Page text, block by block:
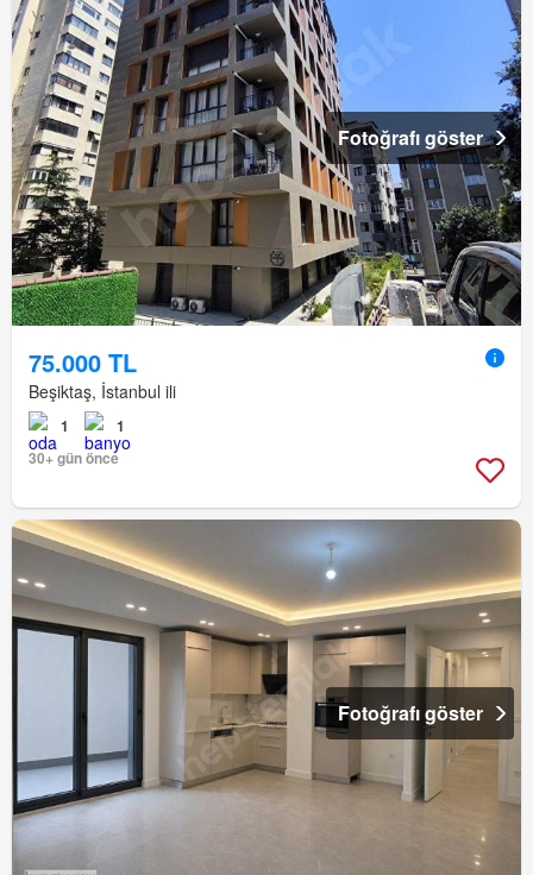
Fotoğrafı göster
75.000 TL
Beşiktaş, İstanbul ili
1
1
30+ gün önce
Fotoğrafı göster